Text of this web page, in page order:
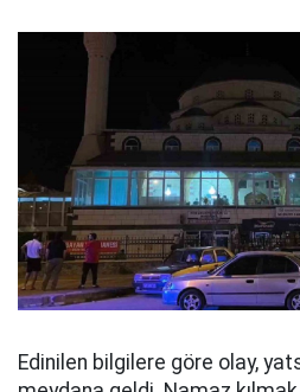
Edinilen bilgilere göre olay,